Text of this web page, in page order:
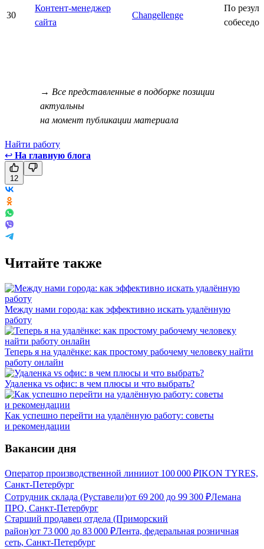
30
Контент-менеджер
сайта
Changellenge
По
→ Все представленные в подборке позиции
актуальны
на момент публикации материала
Найти работу
↩ На главную блога
12
Читайте также
Между нами города: как эффективно искать удалённую
работу
Теперь я на удалёнке: как простому рабочему человеку найти
работу онлайн
Удаленка vs офис: в чем плюсы и что выбрать?
Как успешно перейти на удалённую работу: советы
и рекомендации
Вакансии дня
Оператор производственной линииот 100 000 ₽IKON TYRES,
Санкт-Петербург
Сотрудник склада (Руставели)от 69 200 до 99 300 ₽Лемана
ПРО, Санкт-Петербург
Старший продавец отдела (Приморский
район)от 73 000 до 83 000 ₽Лента, федеральная розничная
сеть, Санкт-Петербург